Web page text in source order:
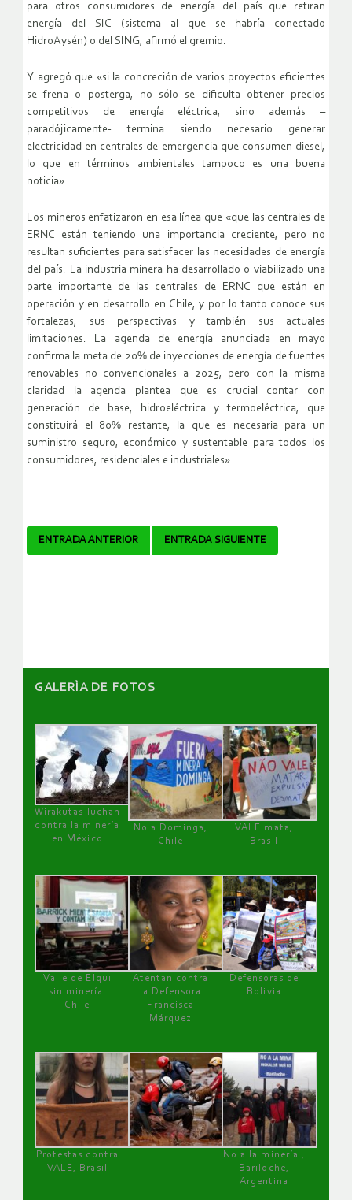
para otros consumidores de energía del país que retiran
energía del SIC (sistema al que se habría conectado
HidroAysén) o del SING, afirmó el gremio.
Y agregó que «si la concreción de varios proyectos eficientes
se frena o posterga, no sólo se dificulta obtener precios
competitivos de energía eléctrica, sino además –
paradójicamente- termina siendo necesario generar
electricidad en centrales de emergencia que consumen diesel,
lo que en términos ambientales tampoco es una buena
noticia».
Los mineros enfatizaron en esa línea que «que las centrales de
ERNC están teniendo una importancia creciente, pero no
resultan suficientes para satisfacer las necesidades de energía
del país. La industria minera ha desarrollado o viabilizado una
parte importante de las centrales de ERNC que están en
operación y en desarrollo en Chile, y por lo tanto conoce sus
fortalezas, sus perspectivas y también sus actuales
limitaciones. La agenda de energía anunciada en mayo
confirma la meta de 20% de inyecciones de energía de fuentes
renovables no convencionales a 2025, pero con la misma
claridad la agenda plantea que es crucial contar con
generación de base, hidroeléctrica y termoeléctrica, que
constituirá el 80% restante, la que es necesaria para un
suministro seguro, económico y sustentable para todos los
consumidores, residenciales e industriales».
Navegador
ENTRADA ANTERIOR ENTRADA SIGUIENTE
GALERÌA DE FOTOS
Wirakutas luchan
contra la minería
en México
No a Dominga,
Chile
VALE mata,
Brasil
Valle de Elqui
sin minería.
Chile
Atentan contra
la Defensora
Francisca
Márquez
Defensoras de
Bolivia
Protestas contra
VALE, Brasil
No a la minería ,
Bariloche,
Argentina